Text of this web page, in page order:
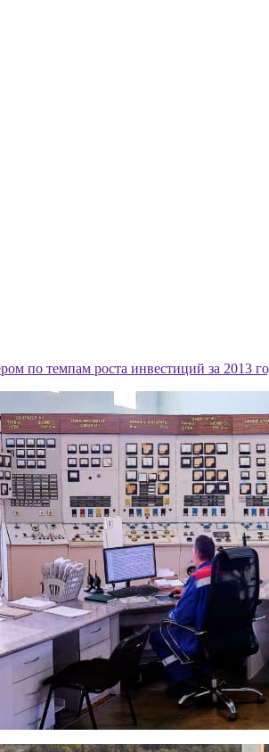
по темпам роста инвестиций за 2013